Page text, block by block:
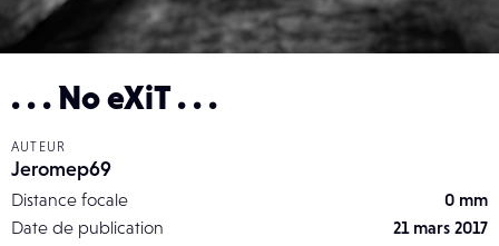
. . . No eXiT . . .
AUTEUR
Jeromep69
Distance focale
0 mm
Date de publication
21 mars 2017